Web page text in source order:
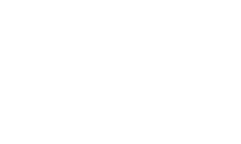
避，剩余点数全部投入智力，少量体力依靠